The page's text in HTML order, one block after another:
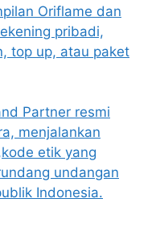
Oriflame dan
pribadi,
top up, atau paket
Partner resmi
menjalankan
etik yang
undangan
Indonesia.